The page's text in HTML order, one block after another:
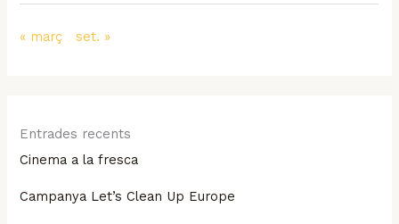
« març set. »
Entrades recents
Cinema a la fresca
Campanya Let’s Clean Up Europe